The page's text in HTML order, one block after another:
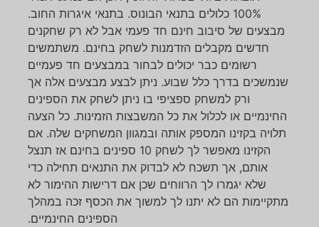
100% כלולים בתנאי הבונוס. בתנאי איגרות החוב.
מבצעים של סיבוב חינם חד פעמי אבל לא רק שחקנים
חדשים מקבלים הזדמנות לשחק בחינם. משתמשים
רשומים כבר יכולים לבחור במבצעים חד פעמיים
שנמשכים בדרך כלל שבוע. ניתן לבצע מבצעים אלה אך
ורק למשחק ספציפי בו ניתן לשחק את הספינים
החינמיים או לכלול את כל המשבצות הזמינות. כל הצעה
תלויה בקזינו המספק אותה ובמגוון המשחקים שלה. אם
הקזינו מאפשר לך לשחק 10 ספינים בחינם אז תנצל
אותם, אך תשכח לא לבדוק את התנאים תחילה כדי
שלא יגמרו לך הרווחים שכן אם דרישות ההימור לא
מתקיימות הם לא יתנו לך למשוך את הכסף זכה במהלך
הספינים החינמיים.